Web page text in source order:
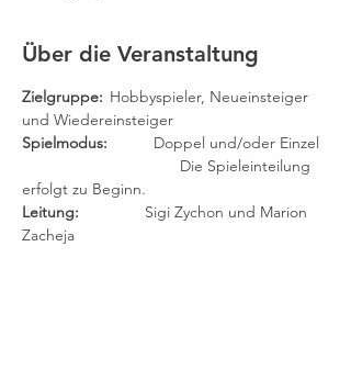
Über die Veranstaltung
Zielgruppe:
und Wiedereinsteiger
Spielmodus:
Doppel und/oder Einzel
erfolgt zu Beginn.
Sigi Zychon und Marion
Zacheja